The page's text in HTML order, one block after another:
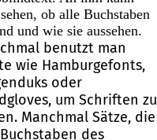
ob alle Buchstaben
und wie sie aussehen.
benutzt man
wie Hamburgefonts,
oder
um Schriften zu
Manchmal Sätze, die
des